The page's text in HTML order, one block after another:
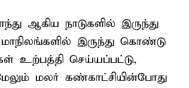
ஆகிய நாடுகளில் இருந்து
இருந்து கொண்டு
உற்பத்தி செய்யப்பட்டு,
மலர் கண்காட்சியின்போது